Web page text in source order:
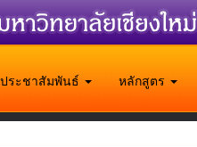
ประชาสัมพันธ์ หลักสูตร